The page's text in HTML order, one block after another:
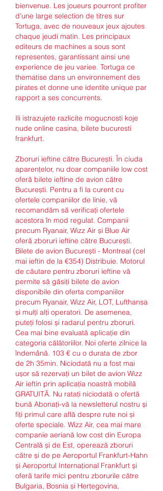
bienvenue. Les joueurs pourront profiter
d'une large selection de titres sur
Tortuga, avec de nouveaux jeux ajoutes
chaque jeudi matin. Les principaux
editeurs de machines a sous sont
representes, garantissant ainsi une
experience de jeu variee. Tortuga ce
thematise dans un environnement des
pirates et donne une identite unique par
rapport a ses concurrents.
Ili istrazujete razlicite mogucnosti koje
nude online casina, bilete bucuresti
frankfurt.
Zboruri ieftine către București. În ciuda
aparențelor, nu doar companiile low cost
oferă bilete ieftine de avion către
București. Pentru a fi la curent cu
ofertele companiilor de linie, vă
recomandăm să verificați ofertele
acestora în mod regulat. Companii
precum Ryanair, Wizz Air și Blue Air
oferă zboruri ieftine către București.
Bilete de avion București - Montreal (cel
mai ieftin de la €354) Distribuie. Motorul
de căutare pentru zboruri ieftine vă
permite să găsiți bilete de avion
disponibile din oferta companiilor
precum Ryanair, Wizz Air, LOT, Lufthansa
și mulți alți operatori. De asemenea,
puteți folosi și radarul pentru zboruri.
Cea mai bine evaluată aplicație din
categoria călătoriilor. Noi oferte zilnice la
îndemână. 103 € cu o durata de zbor
de 2h 35min. Niciodată nu a fost mai
ușor să rezervați un bilet de avion Wizz
Air ieftin prin aplicația noastră mobilă
GRATUITĂ. Nu ratați niciodată o ofertă
bună Abonați-vă la newsletterul nostru și
fiți primul care află despre rute noi și
oferte speciale. Wizz Air, cea mai mare
companie aeriană low cost din Europa
Centrală și de Est, operează zboruri
către și de pe Aeroportul Frankfurt-Hahn
și Aeroportul Internațional Frankfurt și
oferă tarife mici pentru zborurile către
Bulgaria, Bosnia și Herțegovina,